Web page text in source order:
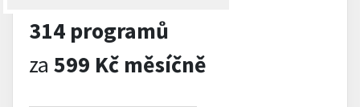
314 programů
za 599 Kč měsíčně